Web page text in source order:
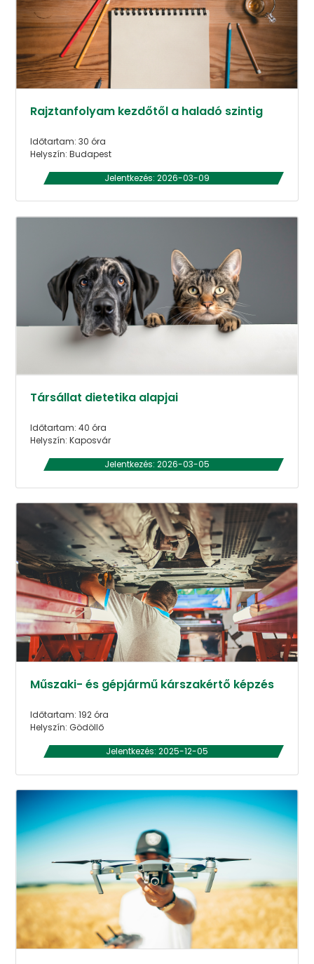
Rajztanfolyam kezdőtől a haladó szintig
Időtartam: 30 óra
Helyszín: Budapest
Jelentkezés: 2026-03-09
Társállat dietetika alapjai
Időtartam: 40 óra
Helyszín: Kaposvár
Jelentkezés: 2026-03-05
Műszaki- és gépjármű kárszakértő képzés
Időtartam: 192 óra
Helyszín: Gödöllő
Jelentkezés: 2025-12-05